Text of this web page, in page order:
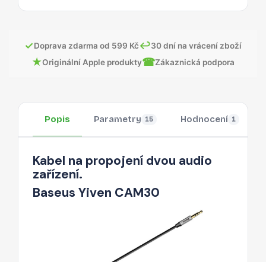
✓Doprava zdarma od 599 Kč↩30 dní na vrácení zboží
★Originální Apple produkty☎Zákaznická podpora
Popis Parametry 15 Hodnocení 1
Kabel na propojení dvou audio
zařízení.
Baseus Yiven CAM30